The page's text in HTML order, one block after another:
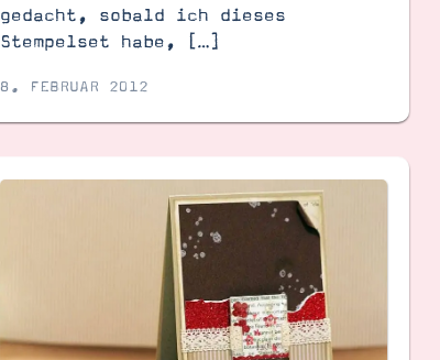
gedacht, sobald ich dieses
Stempelset habe, […]
8. FEBRUAR 2012